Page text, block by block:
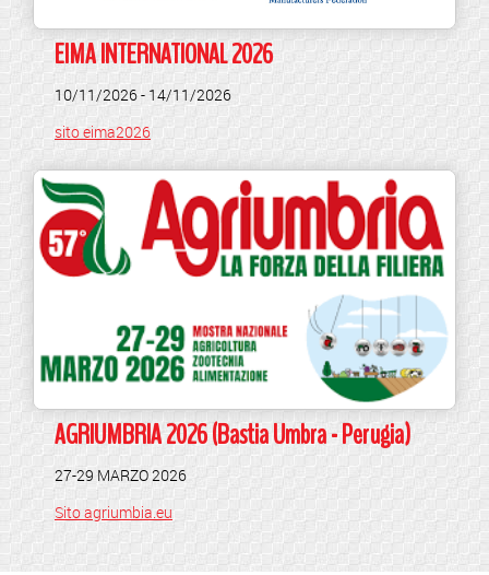
EIMA INTERNATIONAL 2026
10/11/2026 - 14/11/2026
sito eima2026
AGRIUMBRIA 2026 (Bastia Umbra - Perugia)
27-29 MARZO 2026
Sito agriumbia.eu